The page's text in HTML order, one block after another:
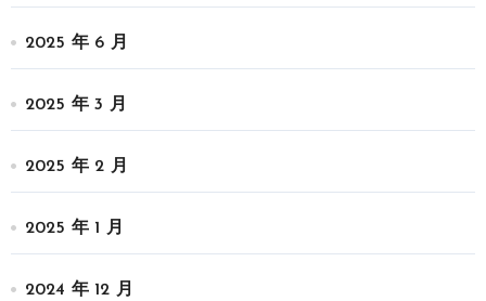
2025 年 6 月
2025 年 3 月
2025 年 2 月
2025 年 1 月
2024 年 12 月